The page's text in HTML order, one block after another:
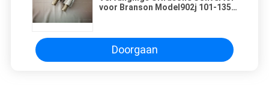
voor Branson Model902j 101-135-
Doorgaan